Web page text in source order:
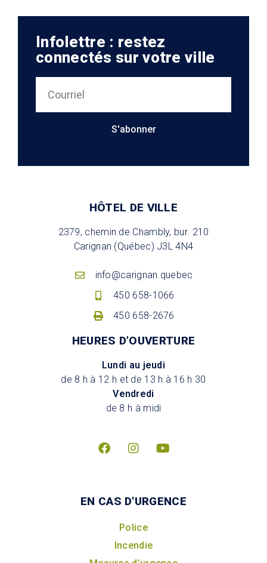
Infolettre : restez
connectés sur votre ville
S'abonner
HÔTEL DE VILLE
2379, chemin de Chambly, bur. 210
Carignan (Québec) J3L 4N4
info@carignan.quebec
450 658-1066
450 658-2676
HEURES D’OUVERTURE
Lundi au jeudi
de 8 h à 12 h et de 13 h à 16 h 30
Vendredi
de 8 h à midi
EN CAS D'URGENCE
Police
Incendie